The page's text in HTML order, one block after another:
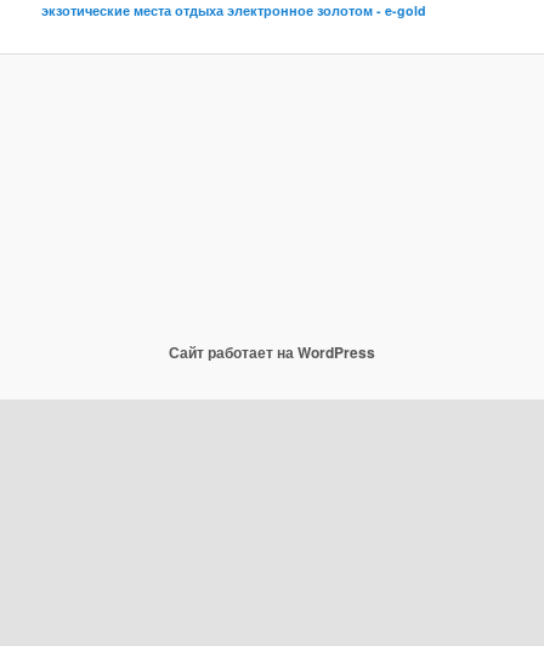
экзотические места отдыха электронное золотом - e-gold
Сайт работает на WordPress